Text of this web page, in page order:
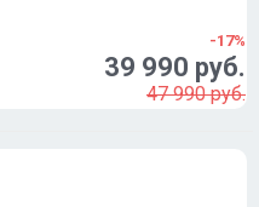
-17%
39 990 руб.
47 990 руб.